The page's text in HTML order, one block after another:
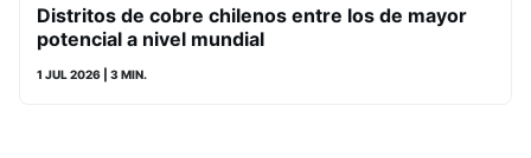
Distritos de cobre chilenos entre los de mayor
potencial a nivel mundial
1 JUL 2026 | 3 MIN.